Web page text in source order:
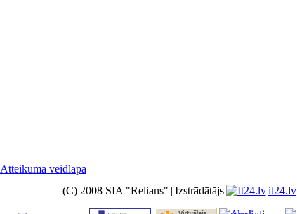
Atteikuma veidlapa
(C) 2008 SIA "Relians" | Izstrādātājs
it24.lv